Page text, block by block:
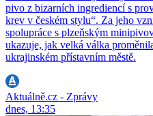
pivo z bizarních ingrediencí s
krev v českém stylu“. Za jeho
spolupráce s plzeňským
ukazuje, jak velká válka
ukrajinském přístavním městě.
Aktuálně.cz - Zprávy
dnes, 13:35